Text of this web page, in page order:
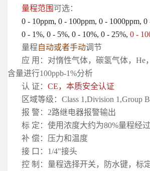
量程范围 可选：
0 - 10ppm, 0 - 100ppm, 0 - 1000ppm,
0 - 1%, 0 - 5%, 0 - 10%, 0 - 25%, 0 -
量程自动或者手动调节
应 用：对惰性气体，碳氢气体，He
含量进行100ppb-1%分析
认 证： CE，本质安全认证
区域等级：Class 1,Division 1,Group
报 警：2路继电器报警输出
标 定：使用浓度大约为80%量程经
补 偿：压力和温度
接 口：1/4"接头
控 制：量程选择开关，防水键，标